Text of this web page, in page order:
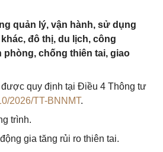
quản lý, vận hành, sử dụng
đô thị, du lịch, công
chống thiên tai, giao
được quy định tại Điều 4 Thông tư
2026/TT-BNNMT.
trình.
gia tăng rủi ro thiên tai.